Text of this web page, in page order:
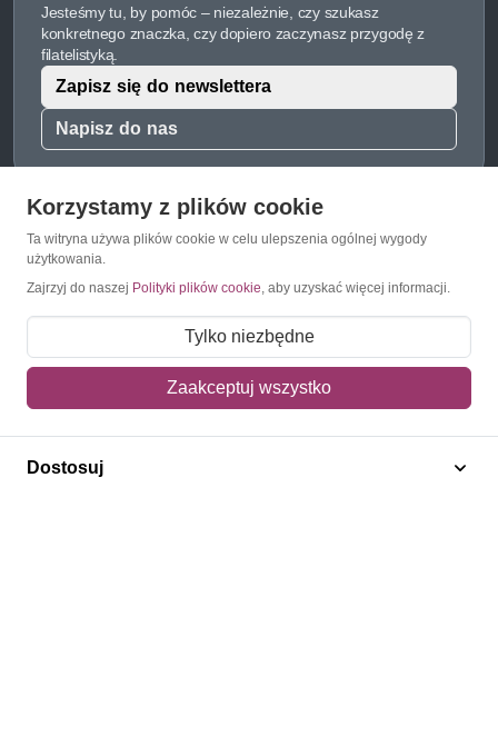
Jesteśmy tu, by pomóc – niezależnie, czy szukasz
konkretnego znaczka, czy dopiero zaczynasz przygodę z
filatelistyką.
Napisz do nas
Zapisz się do newslettera
O Znaczkopol.pl
O nas
Regulamin
Mapa strony
Korzystamy z plików cookie
Ta witryna używa plików cookie w celu ulepszenia ogólnej wygody
użytkowania.
Zajrzyj do naszej Polityki plików cookie, aby uzyskać więcej informacji.
Tylko niezbędne
Zaakceptuj wszystko
Dostosuj